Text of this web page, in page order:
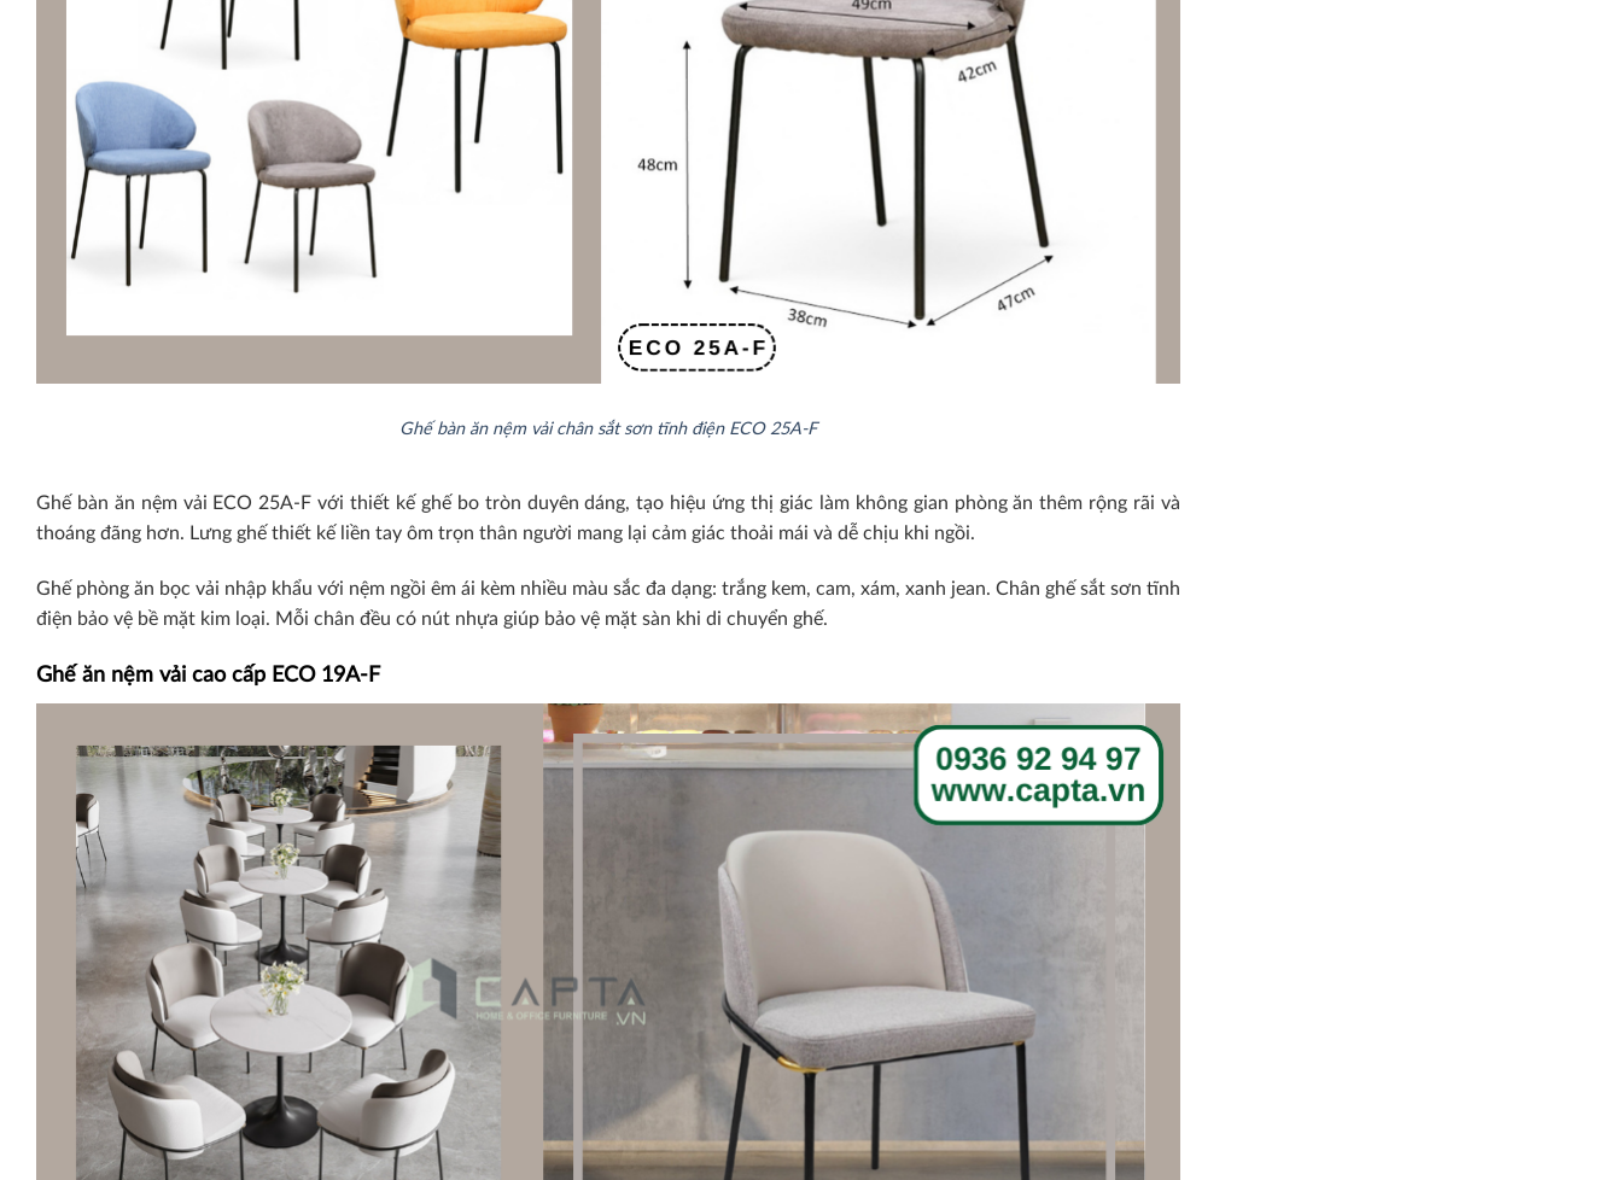
Ghế bàn ăn nệm vải chân sắt sơn tĩnh điện ECO 25A-F
Ghế bàn ăn nệm vải ECO 25A-F với thiết kế ghế bo tròn duyên dáng, tạo hiệu ứng thị giác làm không gian phòng ăn thêm rộng rãi và
thoáng đãng hơn. Lưng ghế thiết kế liền tay ôm trọn thân người mang lại cảm giác thoải mái và dễ chịu khi ngồi.
Ghế phòng ăn bọc vải nhập khẩu với nệm ngồi êm ái kèm nhiều màu sắc đa dạng: trắng kem, cam, xám, xanh jean. Chân ghế sắt sơn tĩnh
điện bảo vệ bề mặt kim loại. Mỗi chân đều có nút nhựa giúp bảo vệ mặt sàn khi di chuyển ghế.
Ghế ăn nệm vải cao cấp ECO 19A-F